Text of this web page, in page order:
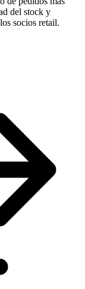
del stock y
socios retail.